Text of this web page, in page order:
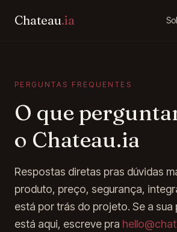
Chateau.ia
PERGUNTAS FREQUENTES
O que
o Chateau.ia
Respostas diretas pras dúvidas
produto, preço, segurança,
está por trás do projeto. Se a sua
está aqui, escreve pra